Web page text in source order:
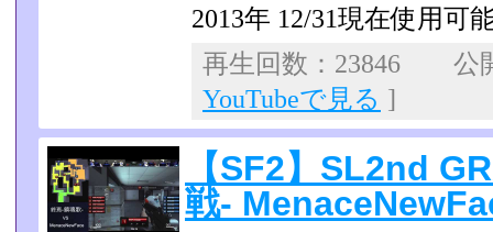
2013年 12/31現在使用可
再生回数：23846 公
YouTubeで見る ]
【SF2】SL2nd
戦-